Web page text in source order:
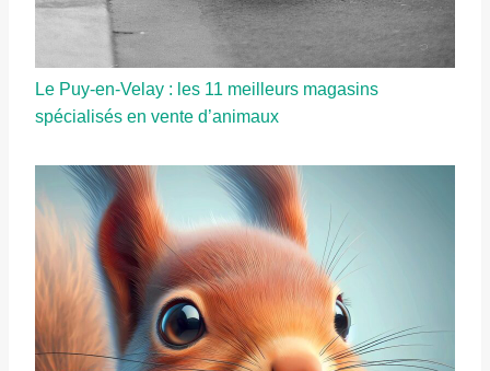
Le Puy-en-Velay : les 11 meilleurs magasins
spécialisés en vente d’animaux